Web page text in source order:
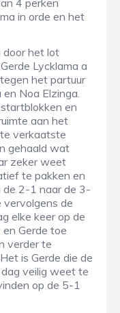
4 perken
in orde en het
door het lot
Lycklama a
het partuur
en Noa Elzinga.
en
aan het
verkaatste
gehaald wat
zeker weet
te pakken en
2-1 naar de 3-
vervolgens de
elke keer op de
en Gerde toe
verder te
is Gerde die de
veilig weet te
op de 5-1